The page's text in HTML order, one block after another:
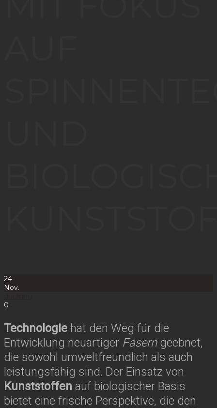
24
Nov.
0
Technologie hat den Weg für die
Entwicklung neuartiger Faserngeebnet,
die sowohl umweltfreundlich als auch
leistungsfähig sind. Der Einsatz von
Kunststoffen auf biologischer Basis
bietet eine frische Perspektive, die den